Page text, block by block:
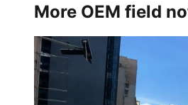
More OEM field